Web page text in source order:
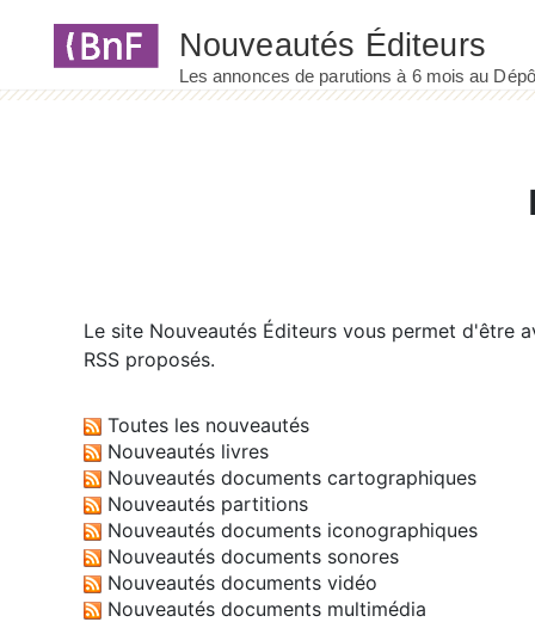
Le site Nouveautés Éditeurs vous permet d'être
RSS proposés.
Toutes les nouveautés
Nouveautés livres
Nouveautés documents cartographiques
Nouveautés partitions
Nouveautés documents iconographiques
Nouveautés documents sonores
Nouveautés documents vidéo
Nouveautés documents multimédia